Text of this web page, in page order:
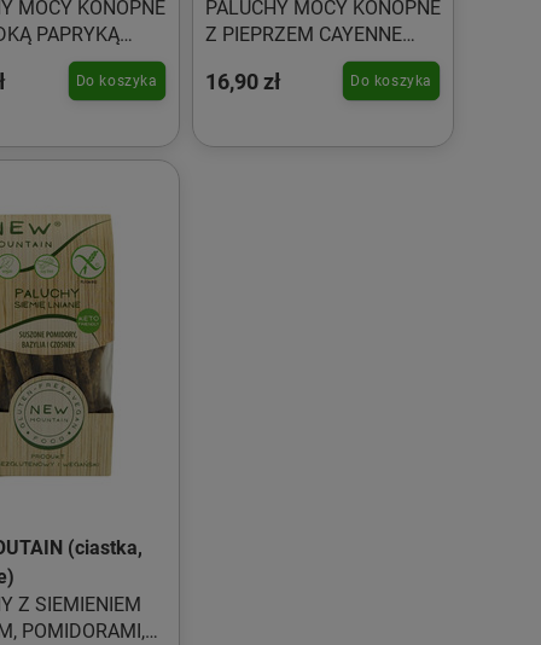
MOCY KONOPNE
PAPRYKĄ
200 g -
Do koszyka
PALUCHY MOCY KONOPNE
Z PIEPRZEM CAYENNE
BEZGLUTENOWE 200 g -
NEW MOUNTAIN
16,90 zł Do koszyka
(ciastka,
Z SIEMIENIEM
POMIDORAMI,